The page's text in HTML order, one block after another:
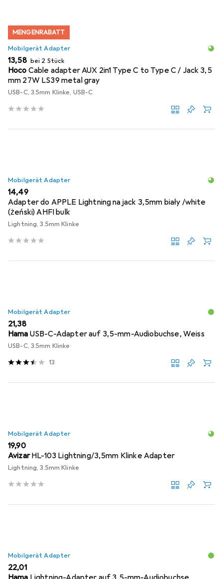
MENGENRABATT
Mobilgerät Adapter
EUR
13,58 bei 2 Stück
Hoco Cable adapter AUX 2in1 Type C to Type C / Jack 3,5
mm 27W LS39 metal gray
USB-C, 3.5mm Klinke, USB-C
Mobilgerät Adapter
EUR
14,49
Adapter do APPLE Lightning na jack 3,5mm biały /white
(żeński) AHFI bulk
Lightning, 3.5mm Klinke
Mobilgerät Adapter
EUR
21,38
Hama USB-C-Adapter auf 3,5-mm-Audiobuchse, Weiss
USB-C, 3.5mm Klinke
13
Mobilgerät Adapter
EUR
19,90
Avizar HL-103 Lightning/3,5mm Klinke Adapter
Lightning, 3.5mm Klinke
Mobilgerät Adapter
EUR
22,01